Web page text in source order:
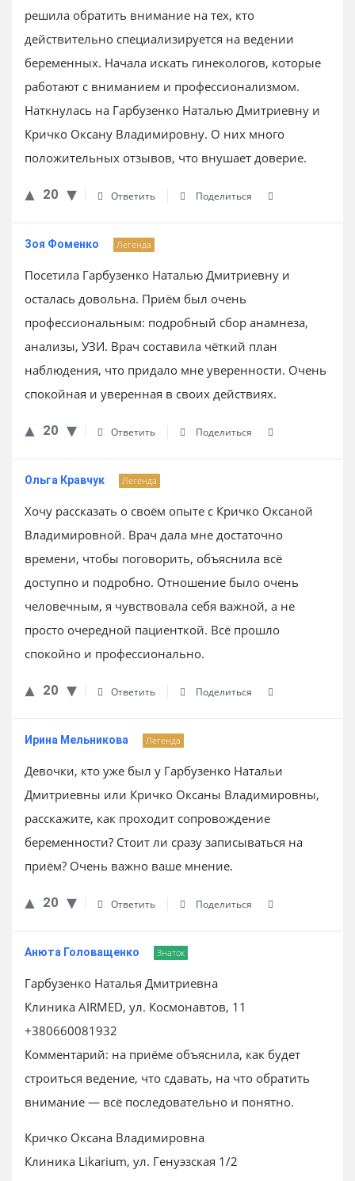
решила обратить внимание на тех, кто
действительно специализируется на ведении
беременных. Начала искать гинекологов, которые
работают с вниманием и профессионализмом.
Наткнулась на Гарбузенко Наталью Дмитриевну и
Кричко Оксану Владимировну. О них много
положительных отзывов, что внушает доверие.
20 Ответить Поделиться
Зоя Фоменко Легенда
Посетила Гарбузенко Наталью Дмитриевну и
осталась довольна. Приём был очень
профессиональным: подробный сбор анамнеза,
анализы, УЗИ. Врач составила чёткий план
наблюдения, что придало мне уверенности. Очень
спокойная и уверенная в своих действиях.
20 Ответить Поделиться
Ольга Кравчук Легенда
Хочу рассказать о своём опыте с Кричко Оксаной
Владимировной. Врач дала мне достаточно
времени, чтобы поговорить, объяснила всё
доступно и подробно. Отношение было очень
человечным, я чувствовала себя важной, а не
просто очередной пациенткой. Всё прошло
спокойно и профессионально.
20 Ответить Поделиться
Ирина Мельникова Легенда
Девочки, кто уже был у Гарбузенко Натальи
Дмитриевны или Кричко Оксаны Владимировны,
расскажите, как проходит сопровождение
беременности? Стоит ли сразу записываться на
приём? Очень важно ваше мнение.
20 Ответить Поделиться
Анюта Головащенко Знаток
Гарбузенко Наталья Дмитриевна
Клиника AIRMED, ул. Космонавтов, 11
+380660081932
Комментарий: на приёме объяснила, как будет
строиться ведение, что сдавать, на что обратить
внимание — всё последовательно и понятно.
Кричко Оксана Владимировна
Клиника Likarium, ул. Генуэзская 1/2